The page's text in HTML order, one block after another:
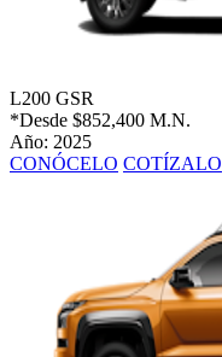
L200 GSR
*Desde $852,400 M.N.
Año: 2025
CONÓCELO COTÍZALO